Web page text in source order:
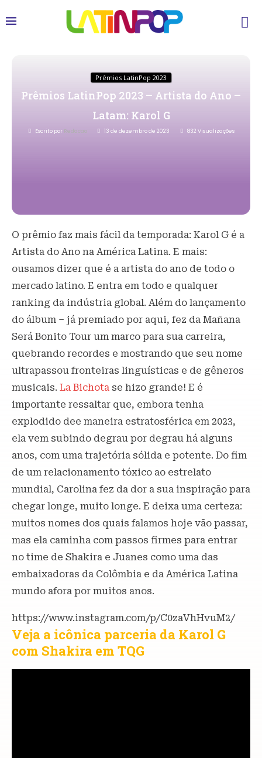
Prêmios LatinPop 2023
Prêmios LatinPop 2023 – Artista do Ano –
Latam: Karol G
Escrito por Redacao 13 de dezembro de 2023 832 Visualizações
O prêmio faz mais fácil da temporada: Karol G é a
Artista do Ano na América Latina. E mais:
ousamos dizer que é a artista do ano de todo o
mercado latino. E entra em todo e qualquer
ranking da indústria global. Além do lançamento
do álbum – já premiado por aqui, fez da Mañana
Será Bonito Tour um marco para sua carreira,
quebrando recordes e mostrando que seu nome
ultrapassou fronteiras linguísticas e de gêneros
musicais. La Bichota se hizo grande! E é
importante ressaltar que, embora tenha
explodido dee maneira estratosférica em 2023,
ela vem subindo degrau por degrau há alguns
anos, com uma trajetória sólida e potente. Do fim
de um relacionamento tóxico ao estrelato
mundial, Carolina fez da dor a sua inspiração para
chegar longe, muito longe. E deixa uma certeza:
muitos nomes dos quais falamos hoje vão passar,
mas ela caminha com passos firmes para entrar
no time de Shakira e Juanes como uma das
embaixadoras da Colômbia e da América Latina
mundo afora por muitos anos.
https://www.instagram.com/p/C0zaVhHvuM2/
Veja a icônica parceria da Karol G
com Shakira em TQG